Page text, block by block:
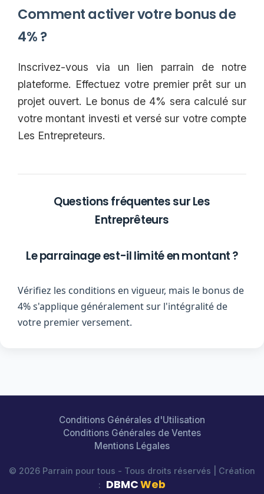
Comment activer votre bonus de
4% ?
Inscrivez-vous via un lien parrain de notre
plateforme. Effectuez votre premier prêt sur un
projet ouvert. Le bonus de 4% sera calculé sur
votre montant investi et versé sur votre compte
Les Entrepreteurs.
Questions fréquentes sur Les
Entreprêteurs
Le parrainage est-il limité en montant ?
Vérifiez les conditions en vigueur, mais le bonus de
4% s'applique généralement sur l'intégralité de
votre premier versement.
Conditions Générales d'Utilisation
Conditions Générales de Ventes
Mentions Légales
© 2026 Parrain pour tous - Tous droits réservés | Création
:
DBMCWeb